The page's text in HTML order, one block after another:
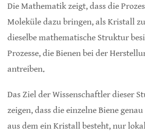
Die Mathematik zeigt, dass die
Moleküle dazu bringen, als Kristall
dieselbe mathematische Struktur
Prozesse, die Bienen bei der
antreiben.
Das Ziel der Wissenschaftler dieser
zeigen, dass die einzelne Biene
aus dem ein Kristall besteht, nur